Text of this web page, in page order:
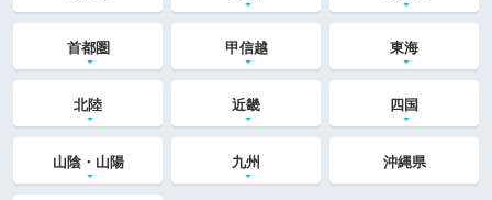
首都圏 甲信越 東海
北陸 近畿 四国
山陰・山陽 九州 沖縄県